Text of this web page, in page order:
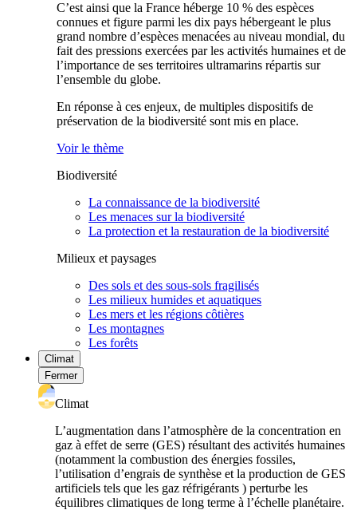
C’est ainsi que la France héberge 10 % des espèces
connues et figure parmi les dix pays hébergeant le plus
grand nombre d’espèces menacées au niveau mondial, du
fait des pressions exercées par les activités humaines et de
l’importance de ses territoires ultramarins répartis sur
l’ensemble du globe.
En réponse à ces enjeux, de multiples dispositifs de
préservation de la biodiversité sont mis en place.
Voir le thème
Biodiversité
La connaissance de la biodiversité
Les menaces sur la biodiversité
La protection et la restauration de la biodiversité
Milieux et paysages
Des sols et des sous-sols fragilisés
Les milieux humides et aquatiques
Les mers et les régions côtières
Les montagnes
Les forêts
Climat
Fermer
Climat
L’augmentation dans l’atmosphère de la concentration en
gaz à effet de serre (GES) résultant des activités humaines
(notamment la combustion des énergies fossiles,
l’utilisation d’engrais de synthèse et la production de GES
artificiels tels que les gaz réfrigérants ) perturbe les
équilibres climatiques de long terme à l’échelle planétaire.